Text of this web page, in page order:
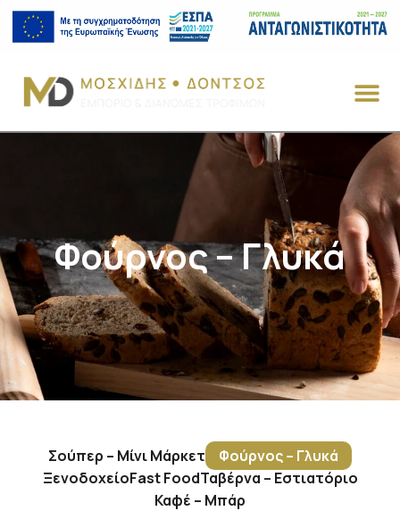
Φούρνος – Γλυκά
Σούπερ – Μίνι Μάρκετ
Φούρνος – Γλυκά
ΞενοδοχείοFast FoodΤαβέρνα – Εστιατόριο
Καφέ – Μπάρ